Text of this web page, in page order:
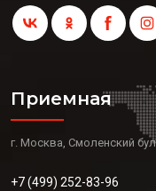
Приемная
г. Москва, Смоленский
+7 (499) 252-83-96